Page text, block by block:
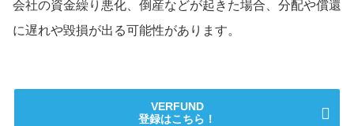
会社の資金繰り悪化、倒産などが起きた場合、分配や償還
に遅れや毀損が出る可能性があります。
VERFUND
登録はこちら！